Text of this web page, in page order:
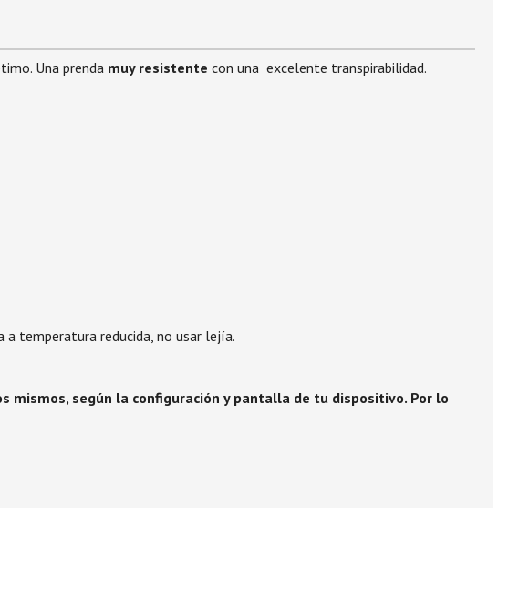
Una prenda muy resistente con una excelente transpirabilidad.
a temperatura reducida, no usar lejía.
según la configuración y pantalla de tu dispositivo. Por lo